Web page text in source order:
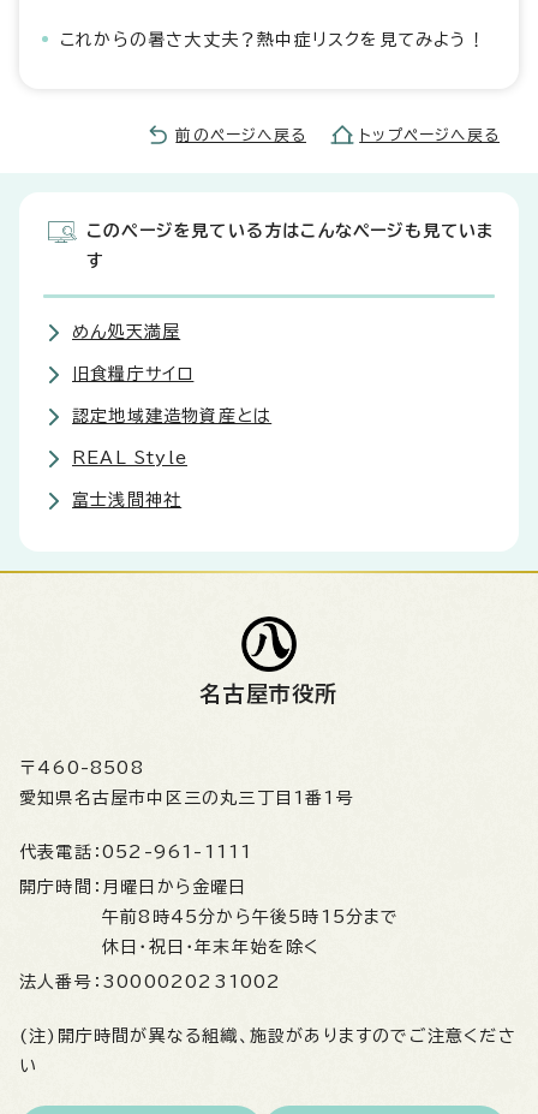
これからの暑さ大丈夫？熱中症リスクを見てみよう！
前のページへ戻る トップページへ戻る
このページを見ている方はこんなページも見ていま
す
めん処天満屋
旧食糧庁サイロ
認定地域建造物資産とは
REAL Style
富士浅間神社
名古屋市役所
〒460-8508
愛知県名古屋市中区三の丸三丁目1番1号
代表電話： 052-961-1111
開庁時間： 月曜日から金曜日
午前8時45分から午後5時15分まで
休日・祝日・年末年始を除く
法人番号： 3000020231002
(注)開庁時間が異なる組織、施設がありますのでご注意くださ
い